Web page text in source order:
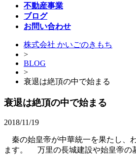
不動産事業
ブログ
お問い合わせ
株式会社 かいごのきもち
>
BLOG
>
衰退は絶頂の中で始まる
衰退は絶頂の中で始まる
2018/11/19
秦の始皇帝が中華統一を果たし、
ます。 万里の長城建設や始皇帝の